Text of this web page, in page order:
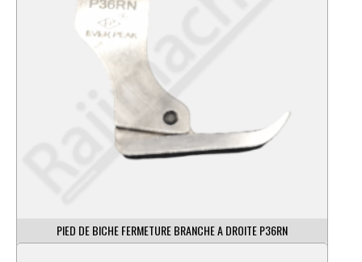
PIED DE BICHE FERMETURE BRANCHE A DROITE P36RN